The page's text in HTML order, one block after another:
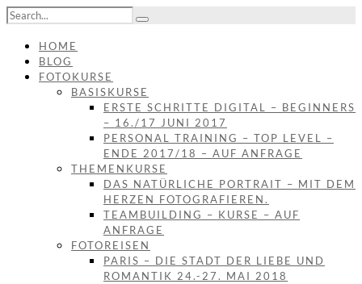
HOME
BLOG
FOTOKURSE
BASISKURSE
ERSTE SCHRITTE DIGITAL – BEGINNERS
– 16./17 JUNI 2017
PERSONAL TRAINING – TOP LEVEL –
ENDE 2017/18 – AUF ANFRAGE
THEMENKURSE
DAS NATÜRLICHE PORTRAIT – MIT DEM
HERZEN FOTOGRAFIEREN.
TEAMBUILDING – KURSE – AUF
ANFRAGE
FOTOREISEN
PARIS – DIE STADT DER LIEBE UND
ROMANTIK 24.-27. MAI 2018